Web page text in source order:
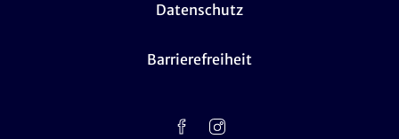
Datenschutz
Barrierefreiheit